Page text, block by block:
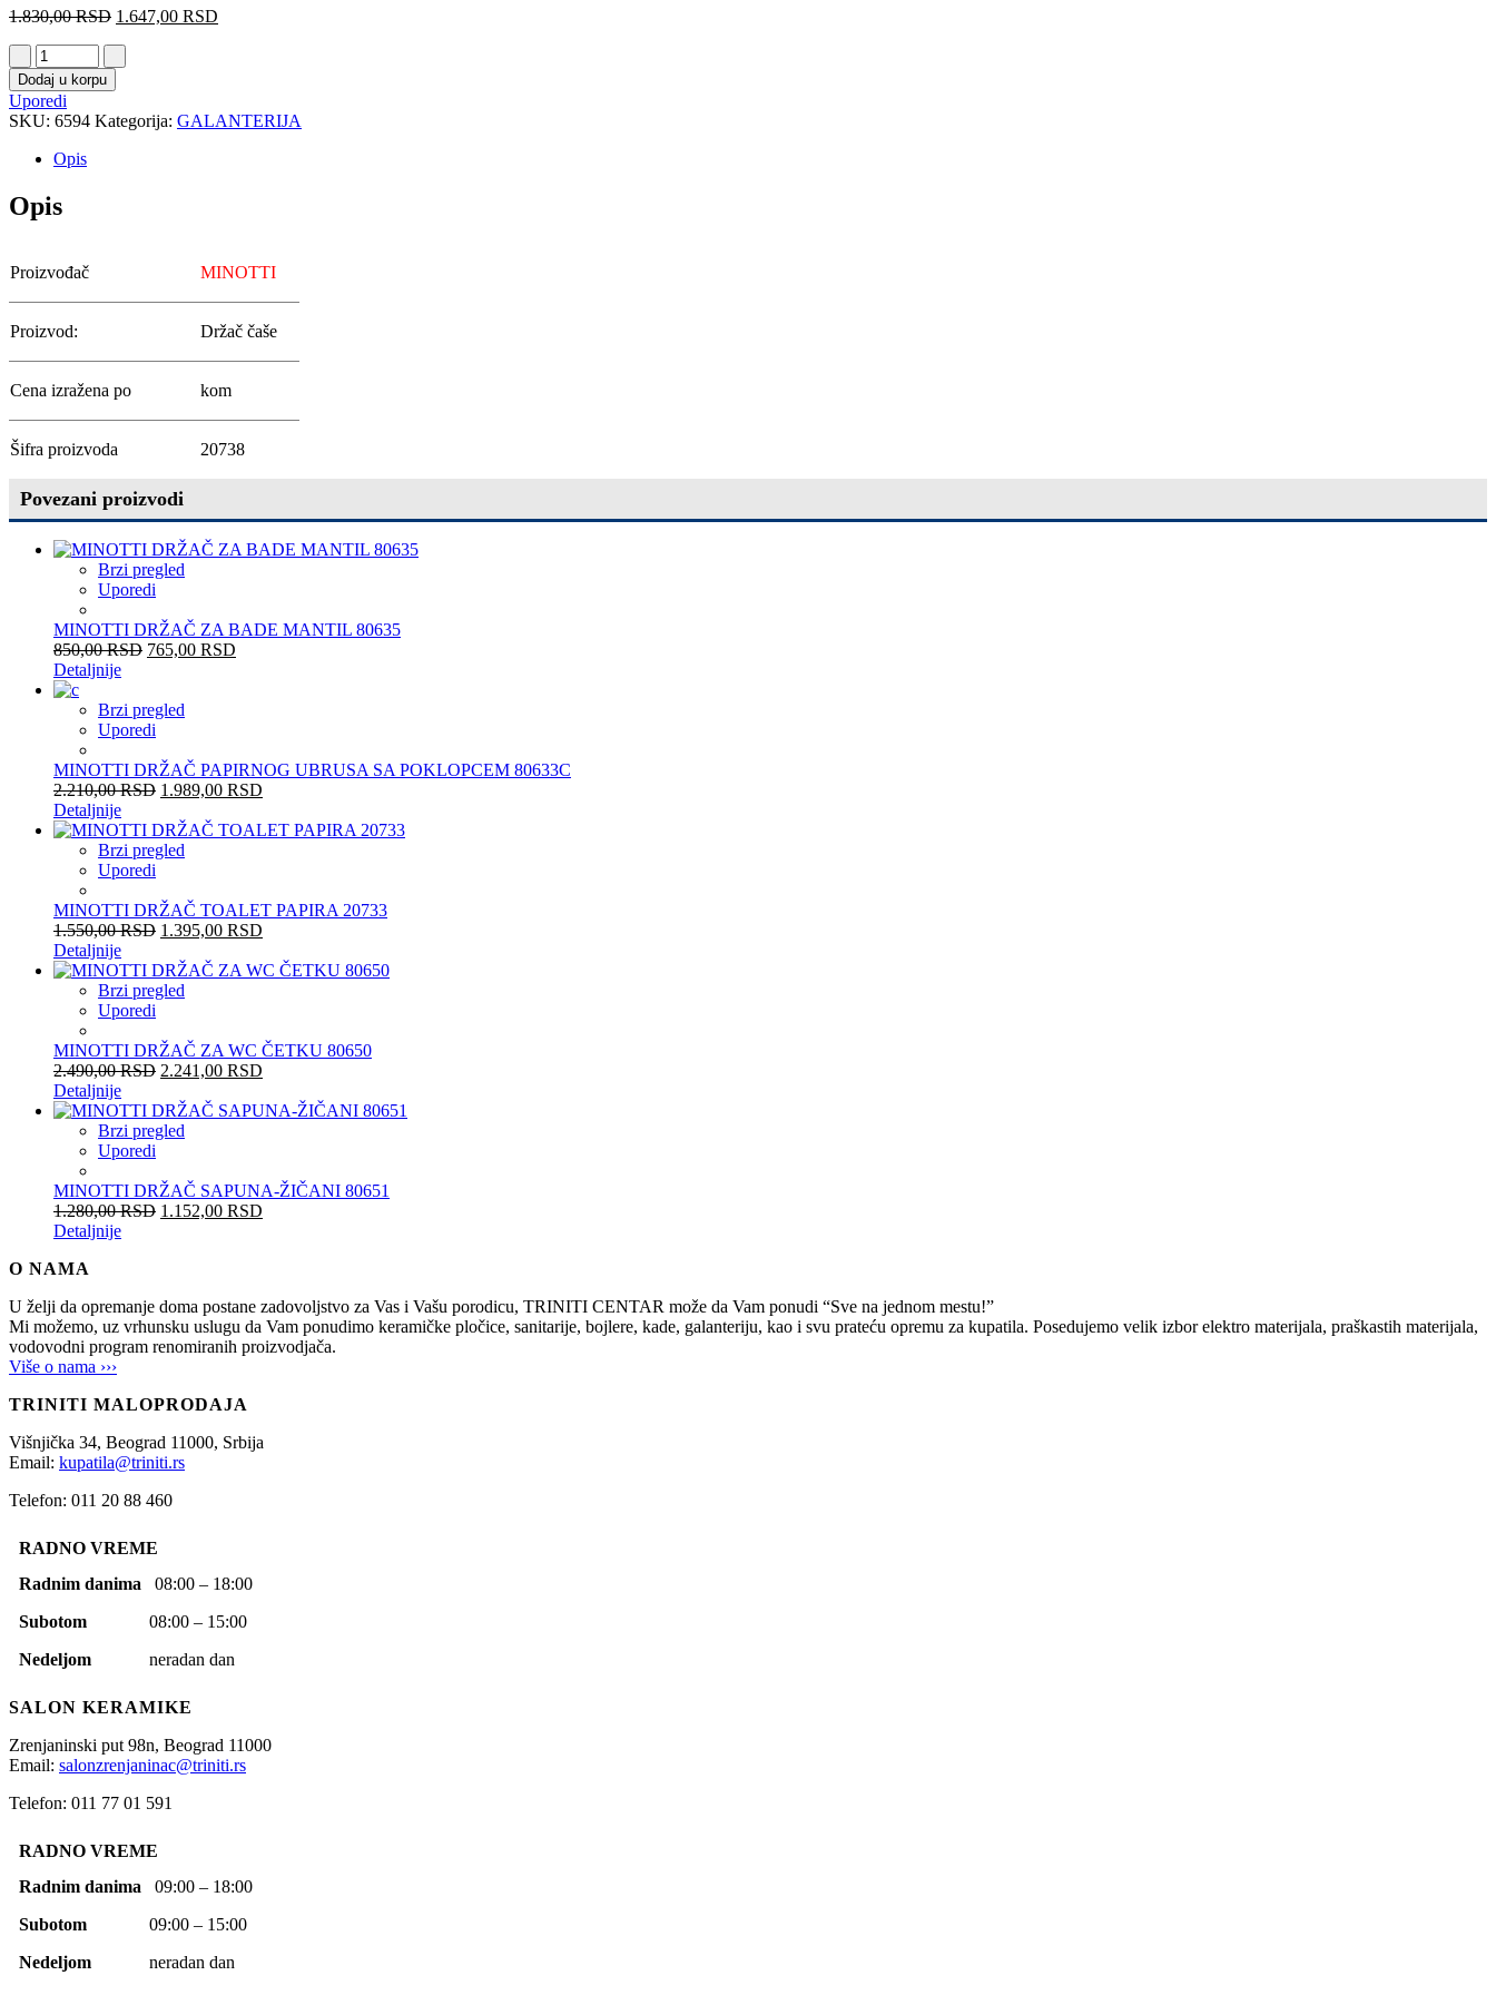
1.830,00RSD 1.647,00 RSD
Dodaj u korpu
Uporedi
SKU: 6594 Kategorija: GALANTERIJA
Opis
Opis
Proizvođač MINOTTI
Proizvod: Držač čaše
Cena izražena po kom
Šifra proizvoda 20738
Povezani proizvodi
Brzi pregled
Uporedi
MINOTTI DRŽAČ ZA BADE MANTIL 80635
850,00RSD 765,00 RSD
Detaljnije
Brzi pregled
Uporedi
MINOTTI DRŽAČ PAPIRNOG UBRUSA SA POKLOPCEM 80633C
2.210,00RSD 1.989,00 RSD
Detaljnije
Brzi pregled
Uporedi
MINOTTI DRŽAČ TOALET PAPIRA 20733
1.550,00RSD 1.395,00 RSD
Detaljnije
Brzi pregled
Uporedi
MINOTTI DRŽAČ ZA WC ČETKU 80650
2.490,00RSD 2.241,00 RSD
Detaljnije
Brzi pregled
Uporedi
MINOTTI DRŽAČ SAPUNA-ŽIČANI 80651
1.280,00RSD 1.152,00 RSD
Detaljnije
O NAMA
U želji da opremanje doma postane zadovoljstvo za Vas i Vašu porodicu, TRINITI CENTAR može da Vam ponudi “Sve na jednom mestu!”
Mi možemo, uz vrhunsku uslugu da Vam ponudimo keramičke pločice, sanitarije, bojlere, kade, galanteriju, kao i svu prateću opremu za kupatila. Posedujemo velik izbor elektro materijala, praškastih materijala,
vodovodni program renomiranih proizvodjača.
Više o nama ›››
TRINITI MALOPRODAJA
Višnjička 34, Beograd 11000, Srbija
Email: kupatila@triniti.rs
Telefon: 011 20 88 460
RADNO VREME
Radnim danima 08:00 – 18:00
Subotom 08:00 – 15:00
Nedeljom neradan dan
SALON KERAMIKE
Zrenjaninski put 98n, Beograd 11000
Email: salonzrenjaninac@triniti.rs
Telefon: 011 77 01 591
RADNO VREME
Radnim danima 09:00 – 18:00
Subotom 09:00 – 15:00
Nedeljom neradan dan